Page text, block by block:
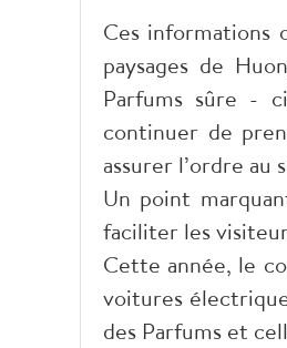
Ces informations
paysages de
Parfums sûre -
continuer de
assurer l’ordre
Un point
faciliter les
Cette année, le
voitures
des Parfums et